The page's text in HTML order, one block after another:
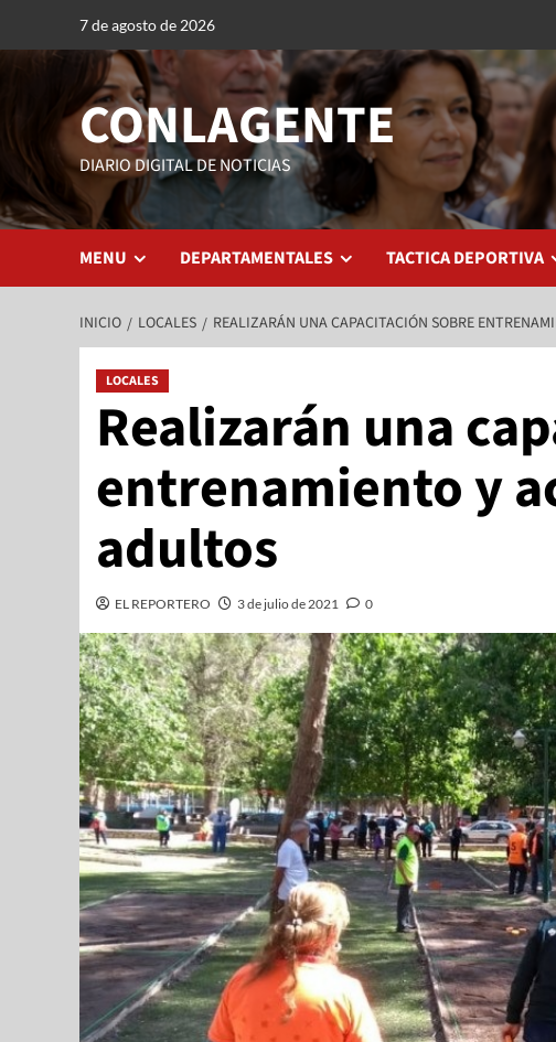
7 de agosto de 2026
CONLAGENTE
DIARIO DIGITAL DE NOTICIAS
MENU DEPARTAMENTALES TACTICA DEPORTIVA
INICIO LOCALES REALIZARÁN UNA CAPACITACIÓN SOBRE
LOCALES
Realizarán una
entrenamiento y
adultos
EL REPORTERO 3 de julio de 2021 0